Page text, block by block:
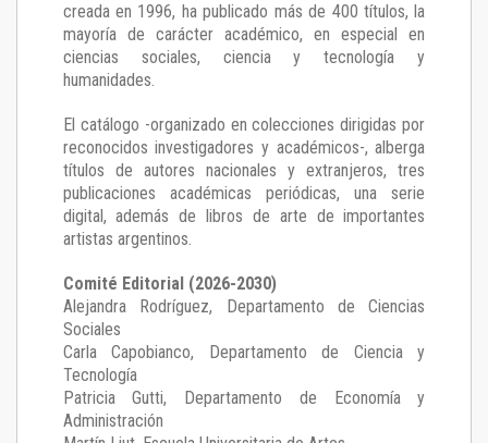
creada en 1996, ha publicado más de 400 títulos, la
mayoría de carácter académico, en especial en
ciencias sociales, ciencia y tecnología y
humanidades.
El catálogo -organizado en colecciones dirigidas por
reconocidos investigadores y académicos-, alberga
títulos de autores nacionales y extranjeros, tres
publicaciones académicas periódicas, una serie
digital, además de libros de arte de importantes
artistas argentinos.
Comité Editorial (2026-2030)
Alejandra Rodríguez, Departamento de Ciencias
Sociales
Carla Capobianco, Departamento de Ciencia y
Tecnología
Patricia Gutti, Departamento de Economía y
Administración